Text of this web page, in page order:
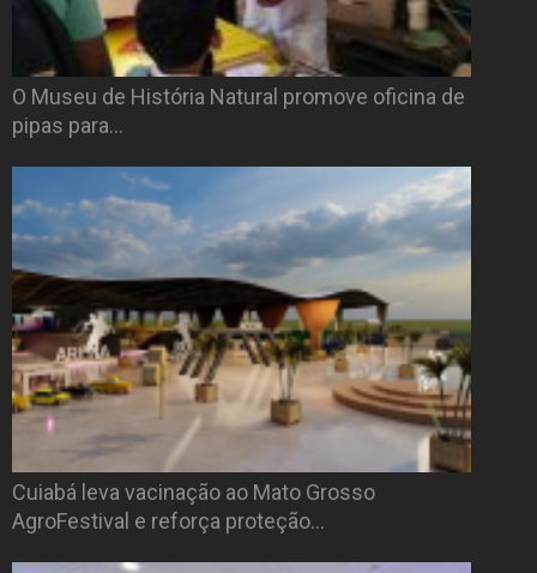
O Museu de História Natural promove oficina de
pipas para…
Cuiabá leva vacinação ao Mato Grosso
AgroFestival e reforça proteção…